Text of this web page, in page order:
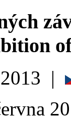
|